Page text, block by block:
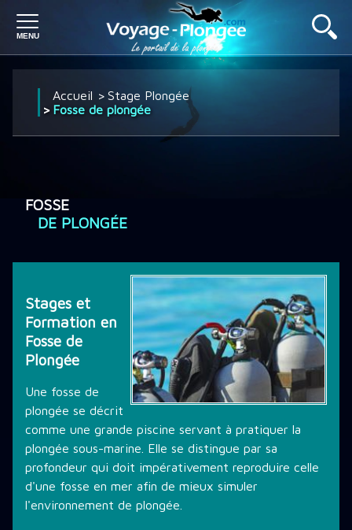
SÉJOUR PLONGÉE
CROISIÈRE PLONGÉE
DÉCOUVRIR LA PLONGÉE
Accueil
Stage Plongée
Fosse de plongée
FOSSE
DE PLONGÉE
Stages et
Formation en
Fosse de
Plongée
Une fosse de
plongée se décrit
comme une grande piscine servant à pratiquer la
plongée sous-marine. Elle se distingue par sa
profondeur qui doit impérativement reproduire celle
d'une fosse en mer afin de mieux simuler
l'environnement de plongée.